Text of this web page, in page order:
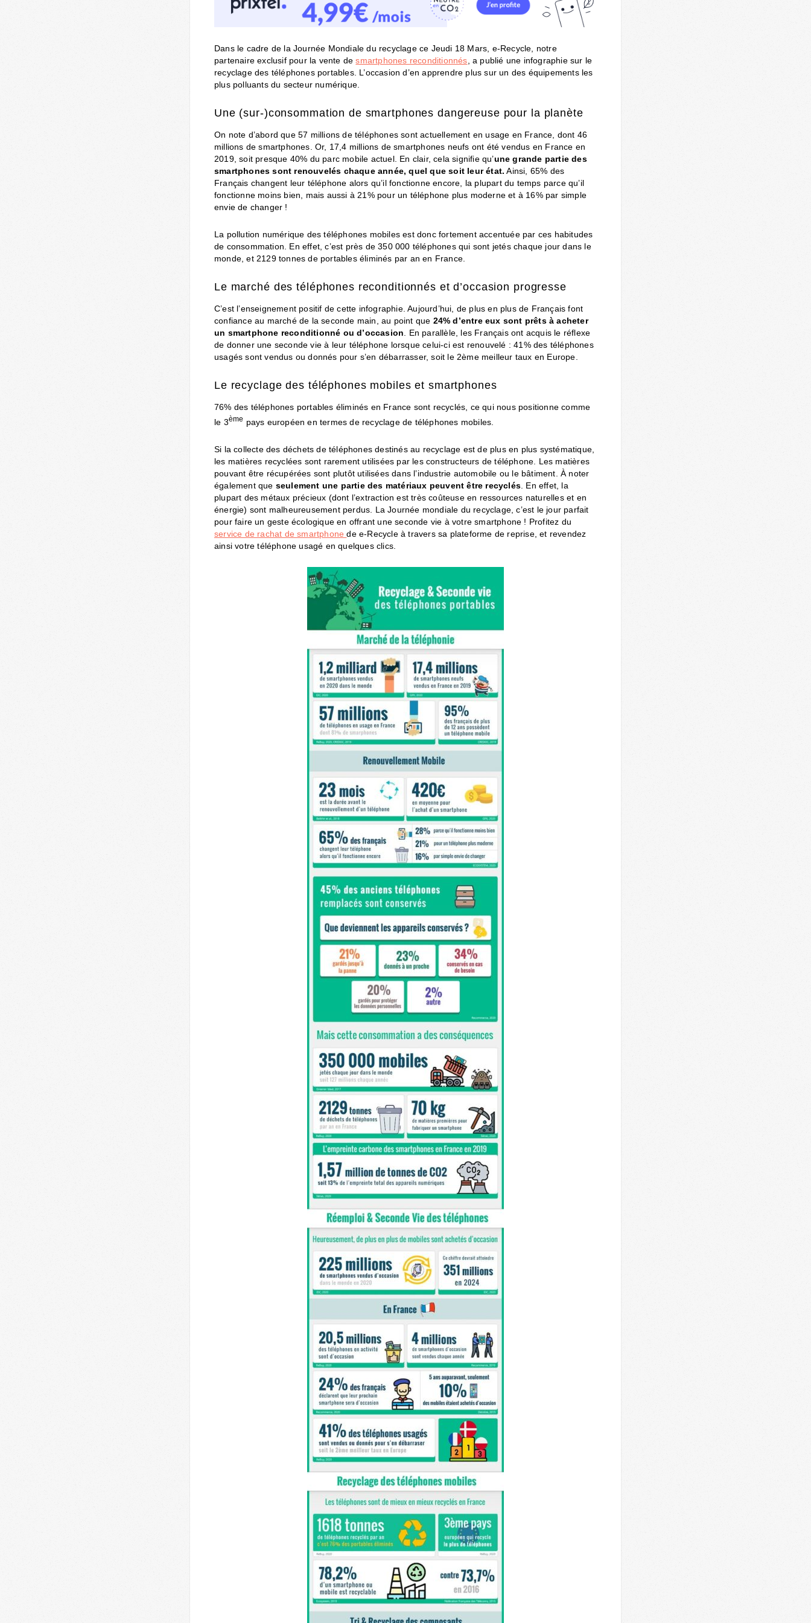
Dans le cadre de la Journée Mondiale du recyclage ce Jeudi 18 Mars, e-Recycle, notre
partenaire exclusif pour la vente desmartphones reconditionnés, a publié une infographie sur le
recyclage des téléphones portables. L’occasion d’en apprendre plus sur un des équipements les
plus polluants du secteur numérique.
Une (sur-)consommation de smartphones dangereuse pour la planète
On note d’abord que 57 millions de téléphones sont actuellement en usage en France, dont 46
millions de smartphones. Or, 17,4 millions de smartphones neufs ont été vendus en France en
2019, soit presque 40% du parc mobile actuel. En clair, cela signifie qu’une grande partie des
smartphones sont renouvelés chaque année, quel que soit leur état. Ainsi, 65% des
Français changent leur téléphone alors qu’il fonctionne encore, la plupart du temps parce qu’il
fonctionne moins bien, mais aussi à 21% pour un téléphone plus moderne et à 16% par simple
envie de changer !
La pollution numérique des téléphones mobiles est donc fortement accentuée par ces habitudes
de consommation. En effet, c’est près de 350 000 téléphones qui sont jetés chaque jour dans le
monde, et 2129 tonnes de portables éliminés par an en France.
Le marché des téléphones reconditionnés et d’occasion progresse
C’est l’enseignement positif de cette infographie. Aujourd’hui, de plus en plus de Français font
confiance au marché de la seconde main, au point que 24% d’entre eux sont prêts à acheter
un smartphone reconditionné ou d’occasion. En parallèle, les Français ont acquis le réflexe
de donner une seconde vie à leur téléphone lorsque celui-ci est renouvelé : 41% des téléphones
usagés sont vendus ou donnés pour s’en débarrasser, soit le 2ème meilleur taux en Europe.
Le recyclage des téléphones mobiles et smartphones
76% des téléphones portables éliminés en France sont recyclés, ce qui nous positionne comme
le 3ème pays européen en termes de recyclage de téléphones mobiles.
Si la collecte des déchets de téléphones destinés au recyclage est de plus en plus systématique,
les matières recyclées sont rarement utilisées par les constructeurs de téléphone. Les matières
pouvant être récupérées sont plutôt utilisées dans l’industrie automobile ou le bâtiment. À noter
également que seulement une partie des matériaux peuvent être recyclés . En effet, la
plupart des métaux précieux (dont l’extraction est très coûteuse en ressources naturelles et en
énergie) sont malheureusement perdus. La Journée mondiale du recyclage, c’est le jour parfait
pour faire un geste écologique en offrant une seconde vie à votre smartphone ! Profitez du
service de rachat de smartphonede e-Recycle à travers sa plateforme de reprise, et revendez
ainsi votre téléphone usagé en quelques clics.